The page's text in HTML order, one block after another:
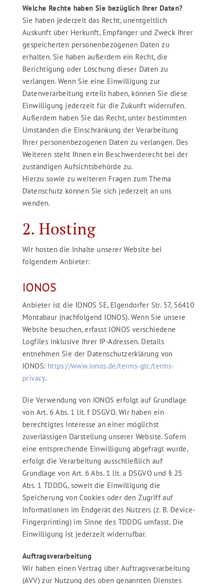
Welche Rechte haben Sie bezüglich Ihrer Daten?
Sie haben jederzeit das Recht, unentgeltlich
Auskunft über Herkunft, Empfänger und Zweck Ihrer
gespeicherten personenbezogenen Daten zu
erhalten. Sie haben außerdem ein Recht, die
Berichtigung oder Löschung dieser Daten zu
verlangen. Wenn Sie eine Einwilligung zur
Datenverarbeitung erteilt haben, können Sie diese
Einwilligung jederzeit für die Zukunft widerrufen.
Außerdem haben Sie das Recht, unter bestimmten
Umständen die Einschränkung der Verarbeitung
Ihrer personenbezogenen Daten zu verlangen. Des
Weiteren steht Ihnen ein Beschwerderecht bei der
zuständigen Aufsichtsbehörde zu.
Hierzu sowie zu weiteren Fragen zum Thema
Datenschutz können Sie sich jederzeit an uns
wenden.
2. Hosting
Wir hosten die Inhalte unserer Website bei
folgendem Anbieter:
IONOS
Anbieter ist die IONOS SE, Elgendorfer Str. 57, 56410
Montabaur (nachfolgend IONOS). Wenn Sie unsere
Website besuchen, erfasst IONOS verschiedene
Logfiles inklusive Ihrer IP-Adressen. Details
entnehmen Sie der Datenschutzerklärung von
IONOS: https://www.ionos.de/terms-gtc/terms-
privacy.
Die Verwendung von IONOS erfolgt auf Grundlage
von Art. 6 Abs. 1 lit. f DSGVO. Wir haben ein
berechtigtes Interesse an einer möglichst
zuverlässigen Darstellung unserer Website. Sofern
eine entsprechende Einwilligung abgefragt wurde,
erfolgt die Verarbeitung ausschließlich auf
Grundlage von Art. 6 Abs. 1 lit. a DSGVO und § 25
Abs. 1 TDDDG, soweit die Einwilligung die
Speicherung von Cookies oder den Zugriff auf
Informationen im Endgerät des Nutzers (z. B. Device-
Fingerprinting) im Sinne des TDDDG umfasst. Die
Einwilligung ist jederzeit widerrufbar.
Auftragsverarbeitung
Wir haben einen Vertrag über Auftragsverarbeitung
(AVV) zur Nutzung des oben genannten Dienstes